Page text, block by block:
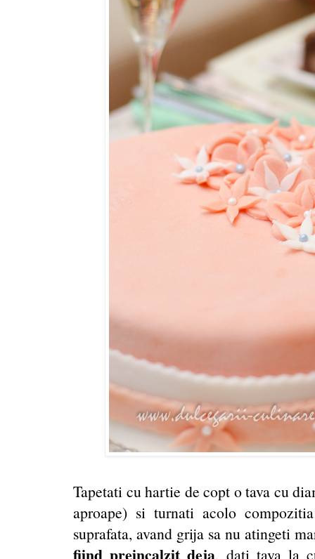
Tapetati cu hartie de copt o tava cu
aproape) si turnati acolo
suprafata, avand grija sa nu atingeti
fiind preincalzit deja, dati tava la